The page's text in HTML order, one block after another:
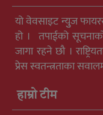
यो वेवसाइट न्युुज
हो । तपाईको
जागा रहने छौ ।
प्रेस स्वतन्त्रताका
हाम्रो टीम